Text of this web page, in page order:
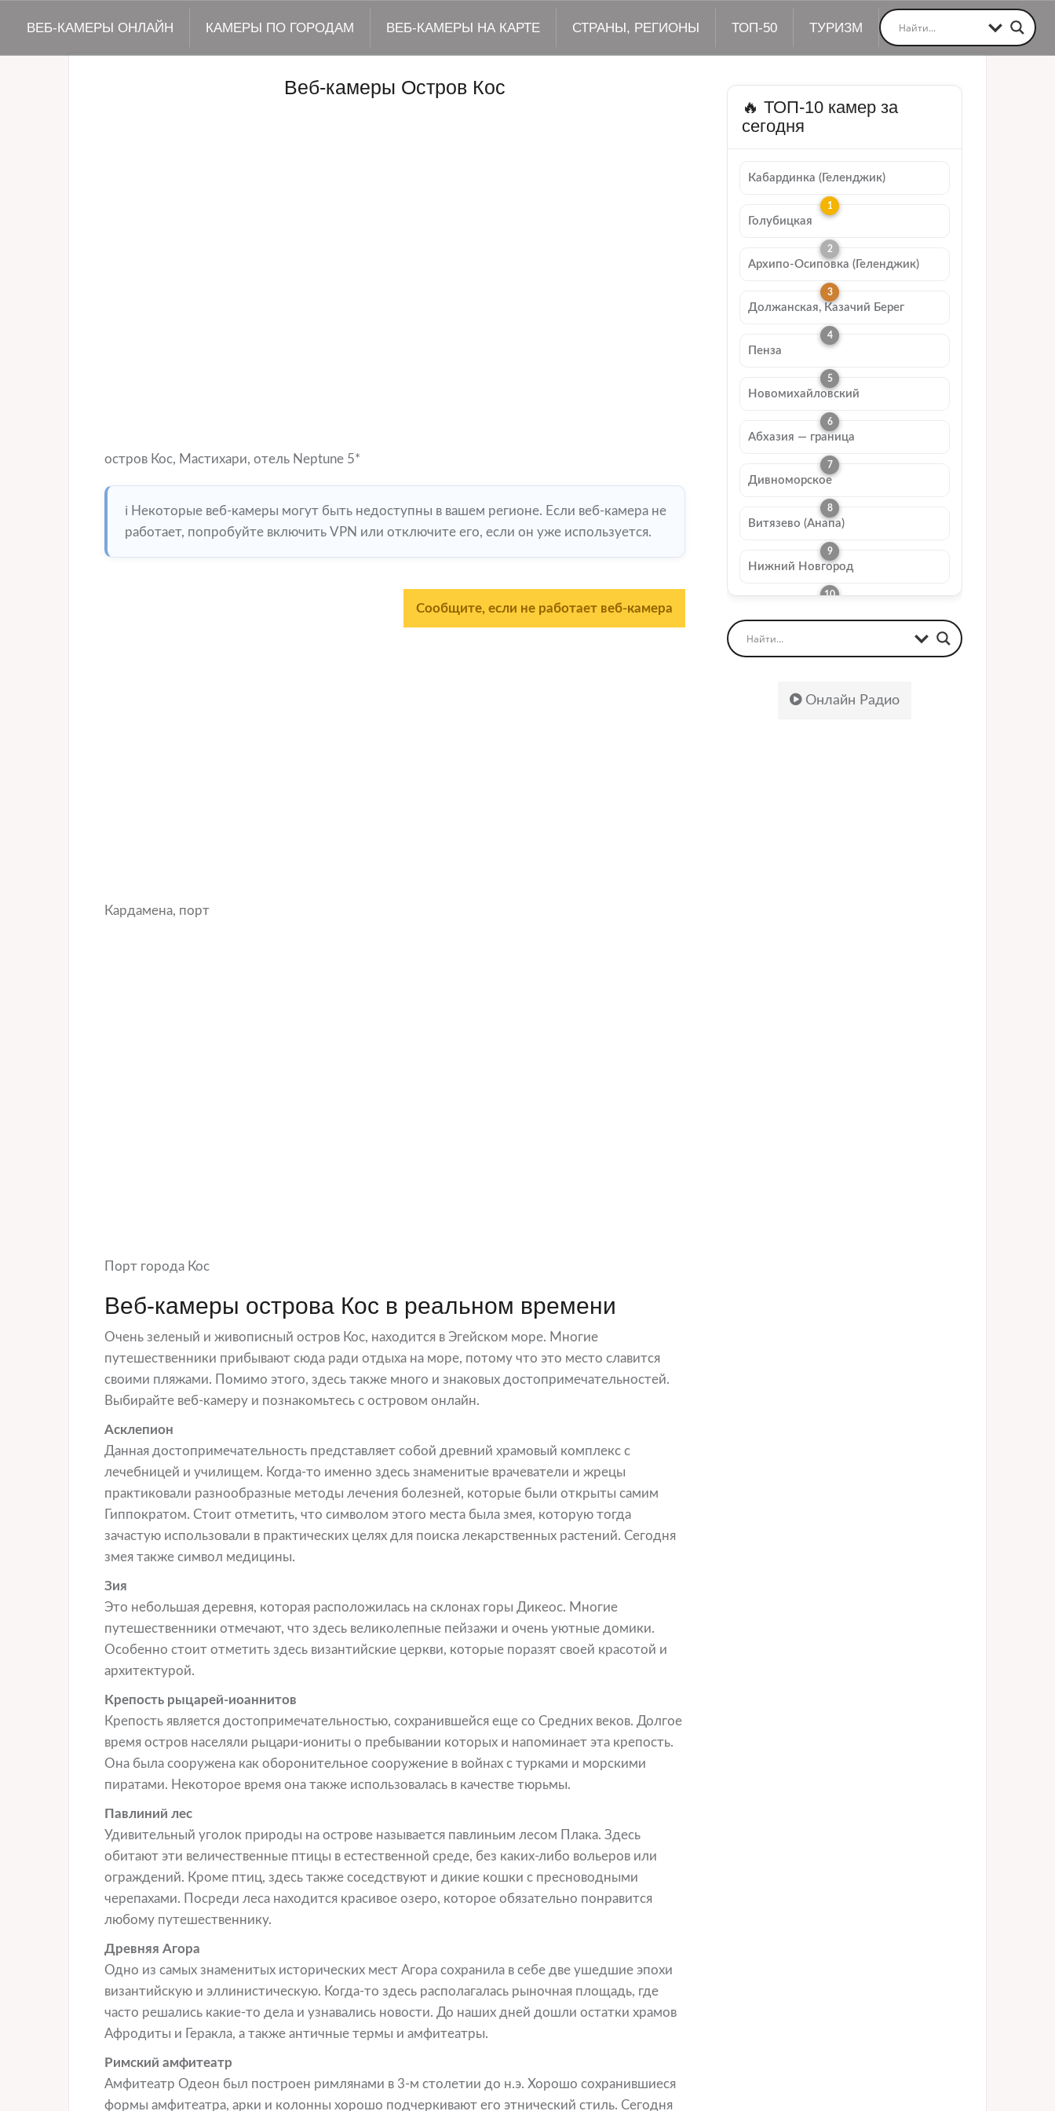
ВЕБ-КАМЕРЫ ОНЛАЙН КАМЕРЫ ПО ГОРОДАМ ВЕБ-КАМЕРЫ НА КАРТЕ СТРАНЫ, РЕГИОНЫ ТОП-50 ТУРИЗМ
Веб-камеры Остров Кос
остров Кос, Мастихари, отель Neptune 5*
ℹ️ Некоторые веб-камеры могут быть недоступны в вашем регионе. Если веб-камера не
работает, попробуйте включить VPN или отключите его, если он уже используется.
Сообщите, если не работает веб-камера
Кардамена, порт
Порт города Кос
Веб-камеры острова Кос в реальном времени
Очень зеленый и живописный остров Кос, находится в Эгейском море. Многие
путешественники прибывают сюда ради отдыха на море, потому что это место славится
своими пляжами. Помимо этого, здесь также много и знаковых достопримечательностей.
Выбирайте веб-камеру и познакомьтесь с островом онлайн.
Асклепион
Данная достопримечательность представляет собой древний храмовый комплекс с
лечебницей и училищем. Когда-то именно здесь знаменитые врачеватели и жрецы
практиковали разнообразные методы лечения болезней, которые были открыты самим
Гиппократом. Стоит отметить, что символом этого места была змея, которую тогда
зачастую использовали в практических целях для поиска лекарственных растений. Сегодня
змея также символ медицины.
Зия
Это небольшая деревня, которая расположилась на склонах горы Дикеос. Многие
путешественники отмечают, что здесь великолепные пейзажи и очень уютные домики.
Особенно стоит отметить здесь византийские церкви, которые поразят своей красотой и
архитектурой.
Крепость рыцарей-иоаннитов
Крепость является достопримечательностью, сохранившейся еще со Средних веков. Долгое
время остров населяли рыцари-иониты о пребывании которых и напоминает эта крепость.
Она была сооружена как оборонительное сооружение в войнах с турками и морскими
пиратами. Некоторое время она также использовалась в качестве тюрьмы.
Павлиний лес
Удивительный уголок природы на острове называется павлиньим лесом Плака. Здесь
обитают эти величественные птицы в естественной среде, без каких-либо вольеров или
ограждений. Кроме птиц, здесь также соседствуют и дикие кошки с пресноводными
черепахами. Посреди леса находится красивое озеро, которое обязательно понравится
любому путешественнику.
Древняя Агора
Одно из самых знаменитых исторических мест Агора сохранила в себе две ушедшие эпохи
византийскую и эллинистическую. Когда-то здесь располагалась рыночная площадь, где
часто решались какие-то дела и узнавались новости. До наших дней дошли остатки храмов
Афродиты и Геракла, а также античные термы и амфитеатры.
Римский амфитеатр
Амфитеатр Одеон был построен римлянами в 3-м столетии до н.э. Хорошо сохранившиеся
формы амфитеатра, арки и колонны хорошо подчеркивают его этнический стиль. Сегодня
🔥 ТОП-10 камер за
сегодня
Кабардинка (Геленджик)
Голубицкая
Архипо-Осиповка (Геленджик)
Должанская, Казачий Берег
Пенза
Новомихайловский
Абхазия — граница
Дивноморское
Витязево (Анапа)
Нижний Новгород
Онлайн Радио